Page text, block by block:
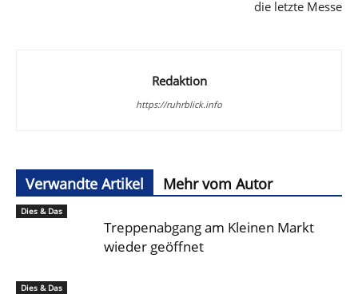
die letzte Messe
Redaktion
https://ruhrblick.info
Verwandte Artikel Mehr vom Autor
Dies & Das
Treppenabgang am Kleinen Markt
wieder geöffnet
Dies & Das